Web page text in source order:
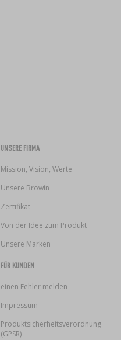
UNSERE FIRMA
Mission, Vision, Werte
Unsere Browin
Zertifikat
Von der Idee zum Produkt
Unsere Marken
FÜR KUNDEN
einen Fehler melden
Impressum
Produktsicherheitsverordnung
(GPSR)